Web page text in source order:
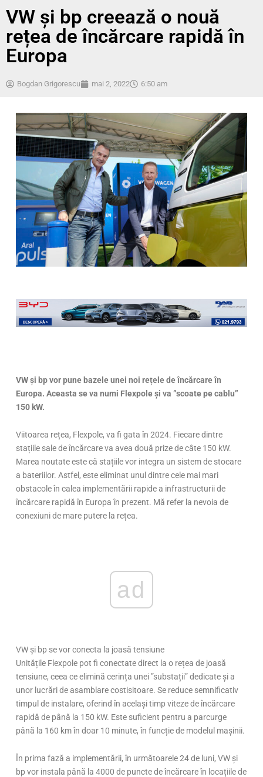
VW și bp creează o nouă
rețea de încărcare rapidă în
Europa
Bogdan Grigorescu mai 2, 2022 6:50 am
VW și bp vor pune bazele unei noi rețele de încărcare în
Europa. Aceasta se va numi Flexpole și va ”scoate pe cablu”
150 kW.
Viitoarea rețea, Flexpole, va fi gata în 2024. Fiecare dintre
stațiile sale de încărcare va avea două prize de câte 150 kW.
Marea noutate este că stațiile vor integra un sistem de stocare
a bateriilor. Astfel, este eliminat unul dintre cele mai mari
obstacole în calea implementării rapide a infrastructurii de
încărcare rapidă în Europa în prezent. Mă refer la nevoia de
conexiuni de mare putere la rețea.
ad
VW și bp se vor conecta la joasă tensiune
Unitățile Flexpole pot fi conectate direct la o rețea de joasă
tensiune, ceea ce elimină cerința unei ”substații” dedicate și a
unor lucrări de asamblare costisitoare. Se reduce semnificativ
timpul de instalare, oferind în același timp viteze de încărcare
rapidă de până la 150 kW. Este suficient pentru a parcurge
până la 160 km în doar 10 minute, în funcție de modelul mașinii.
În prima fază a implementării, în următoarele 24 de luni, VW și
bp vor instala până la 4000 de puncte de încărcare în locațiile de